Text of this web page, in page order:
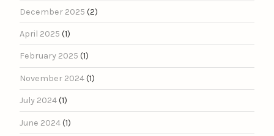
December 2025 (2)
April 2025 (1)
February 2025 (1)
November 2024(1)
July 2024(1)
June 2024(1)